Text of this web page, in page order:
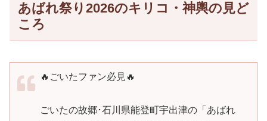
あばれ祭り2026のキリコ・神輿の見ど
ころ
🔥ごいたファン必見🔥
ごいたの故郷･石川県能登町宇出津の「あばれ